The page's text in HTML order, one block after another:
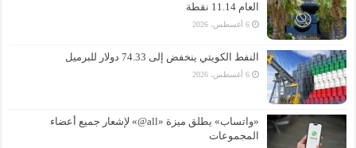
العام 11.14 نقطة
6 أغسطس، 2026
النفط الكويتي ينخفض إلى 74.33 دولار للبرميل
6 أغسطس، 2026
«واتساب» يطلق ميزة «all@» لإشعار جميع أعضاء
المجموعات